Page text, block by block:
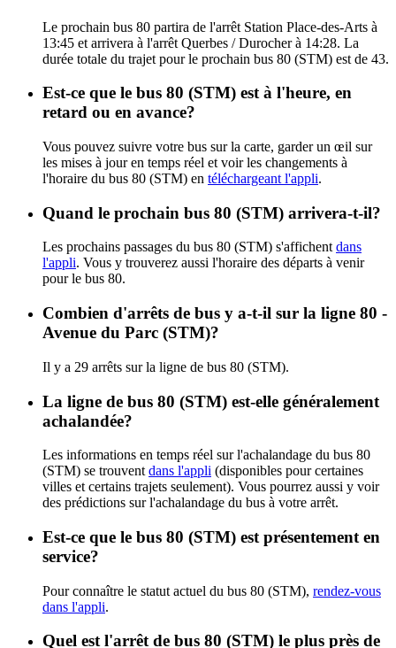
Le prochain bus 80 partira de l'arrêt Station Place-des-Arts à
13:45 et arrivera à l'arrêt Querbes / Durocher à 14:28. La
durée totale du trajet pour le prochain bus 80 (STM) est de 43.
Est-ce que le bus 80 (STM) est à l'heure, en
retard ou en avance?
Vous pouvez suivre votre bus sur la carte, garder un œil sur
les mises à jour en temps réel et voir les changements à
l'horaire du bus 80 (STM) en téléchargeant l'appli.
Quand le prochain bus 80 (STM) arrivera-t-il?
Les prochains passages du bus 80 (STM) s'affichent dans
l'appli. Vous y trouverez aussi l'horaire des départs à venir
pour le bus 80.
Combien d'arrêts de bus y a-t-il sur la ligne 80 -
Avenue du Parc (STM)?
Il y a 29 arrêts sur la ligne de bus 80 (STM).
La ligne de bus 80 (STM) est-elle généralement
achalandée?
Les informations en temps réel sur l'achalandage du bus 80
(STM) se trouvent dans l'appli (disponibles pour certaines
villes et certains trajets seulement). Vous pourrez aussi y voir
des prédictions sur l'achalandage du bus à votre arrêt.
Est-ce que le bus 80 (STM) est présentement en
service?
Pour connaître le statut actuel du bus 80 (STM), rendez-vous
dans l'appli.
Quel est l'arrêt de bus 80 (STM) le plus près de